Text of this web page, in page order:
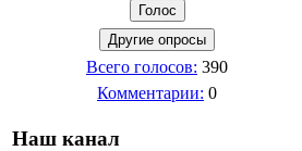
Всего голосов: 390
Комментарии: 0
Наш канал